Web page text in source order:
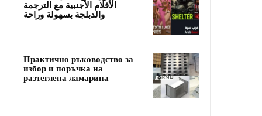
الأفلام الأجنبية مع الترجمة
والدبلجة بسهولة وراحة
Практично ръководство за
избор и поръчка на
разтеглена ламарина